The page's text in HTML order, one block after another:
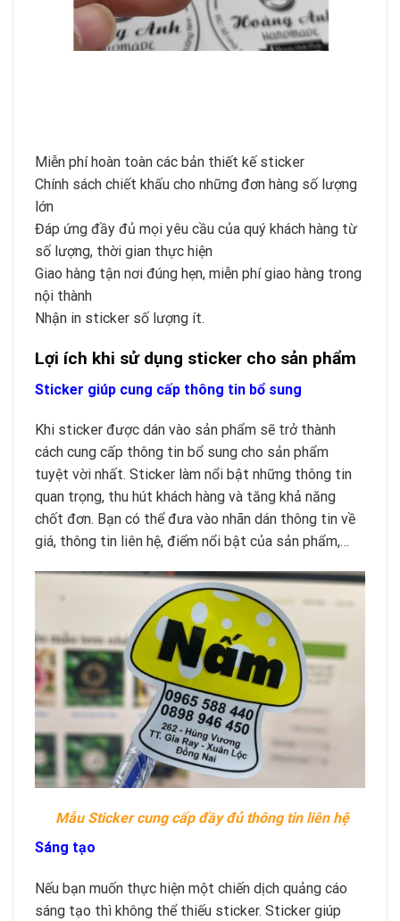
Miễn phí hoàn toàn các bản thiết kế sticker
Chính sách chiết khấu cho những đơn hàng số lượng
lớn
Đáp ứng đầy đủ mọi yêu cầu của quý khách hàng từ
số lượng, thời gian thực hiện
Giao hàng tận nơi đúng hẹn, miễn phí giao hàng trong
nội thành
Nhận in sticker số lượng ít.
Lợi ích khi sử dụng sticker cho sản phẩm
Sticker giúp cung cấp thông tin bổ sung
Khi sticker được dán vào sản phẩm sẽ trở thành
cách cung cấp thông tin bổ sung cho sản phẩm
tuyệt vời nhất. Sticker làm nổi bật những thông tin
quan trọng, thu hút khách hàng và tăng khả năng
chốt đơn. Bạn có thể đưa vào nhãn dán thông tin về
giá, thông tin liên hệ, điểm nổi bật của sản phẩm,…
Mẫu Sticker cung cấp đầy đủ thông tin liên hệ
Sáng tạo
Nếu bạn muốn thực hiện một chiến dịch quảng cáo
sáng tạo thì không thể thiếu sticker. Sticker giúp